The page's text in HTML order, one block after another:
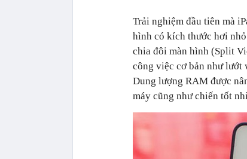
Trải nghiệm đầu tiên mà
hình có kích thước hơi
chia đôi màn hình (Split
công việc cơ bản như lướt
Dung lượng RAM được
máy cũng như chiến tốt